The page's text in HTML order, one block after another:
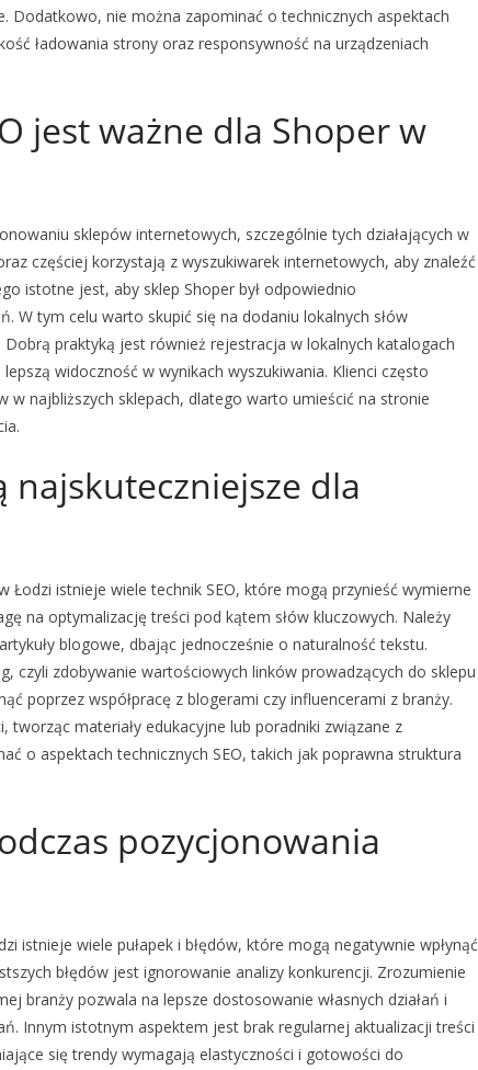
Dodatkowo, nie można zapominać o technicznych aspektach
ładowania strony oraz responsywność na urządzeniach
jest ważne dla Shoper w
sklepów internetowych, szczególnie tych działających w
częściej korzystają z wyszukiwarek internetowych, aby znaleźć
istotne jest, aby sklep Shoper był odpowiednio
W tym celu warto skupić się na dodaniu lokalnych słów
praktyką jest również rejestracja w lokalnych katalogach
widoczność w wynikach wyszukiwania. Klienci często
najbliższych sklepach, dlatego warto umieścić na stronie
najskuteczniejsze dla
Łodzi istnieje wiele technik SEO, które mogą przynieść wymierne
na optymalizację treści pod kątem słów kluczowych. Należy
blogowe, dbając jednocześnie o naturalność tekstu.
czyli zdobywanie wartościowych linków prowadzących do sklepu
poprzez współpracę z blogerami czy influencerami z branży.
materiały edukacyjne lub poradniki związane z
o aspektach technicznych SEO, takich jak poprawna struktura
pozycjonowania
istnieje wiele pułapek i błędów, które mogą negatywnie wpłynąć
błędów jest ignorowanie analizy konkurencji. Zrozumienie
branży pozwala na lepsze dostosowanie własnych działań i
Innym istotnym aspektem jest brak regularnej aktualizacji treści
się trendy wymagają elastyczności i gotowości do